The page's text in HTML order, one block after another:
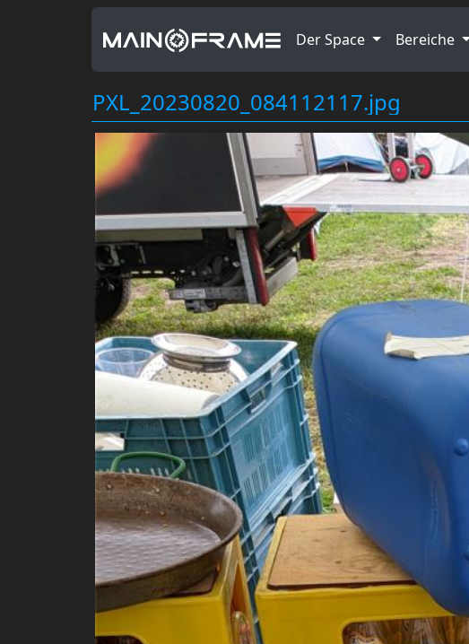
Der Space Bereiche
PXL_20230820_084112117.jpg